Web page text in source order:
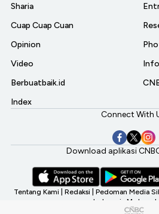
Sharia
Cuap Cuap Cuan
Opinion
Video
Berbuatbaik.id
Index
Connect With
Download aplikasi
Tentang Kami Redaksi Pedoman Media
Indonesia My
©2026 CNBC Indonesia, A